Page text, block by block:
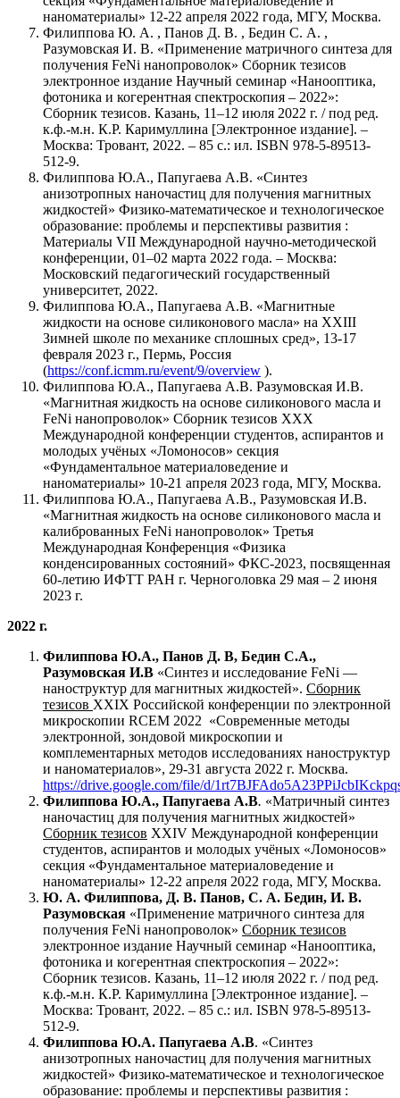
наноматериалы» 12-22 апреля 2022 года, МГУ, Москва.
Филиппова Ю. А. , Панов Д. В. , Бедин С. А. ,
Разумовская И. В. «Применение матричного синтеза для
получения FeNi нанопроволок» Сборник тезисов
электронное издание Научный семинар «Нанооптика,
фотоника и когерентная спектроскопия – 2022»:
Сборник тезисов. Казань, 11–12 июля 2022 г. / под ред.
к.ф.-м.н. К.Р. Каримуллина [Электронное издание]. –
Москва: Тровант, 2022. – 85 с.: ил. ISBN 978-5-89513-
512-9.
Филиппова Ю.А., Папугаева А.В. «Синтез
анизотропных наночастиц для получения магнитных
жидкостей» Физико-математическое и технологическое
образование: проблемы и перспективы развития :
Материалы VII Международной научно-методической
конференции, 01–02 марта 2022 года. – Москва:
Московский педагогический государственный
университет, 2022.
Филиппова Ю.А., Папугаева А.В. «Магнитные
жидкости на основе силиконового масла» на XXIII
Зимней школе по механике сплошных сред», 13-17
февраля 2023 г., Пермь, Россия
(https://conf.icmm.ru/event/9/overview ).
Филиппова Ю.А., Папугаева А.В. Разумовская И.В.
«Магнитная жидкость на основе силиконового масла и
FeNi нанопроволок» Сборник тезисов XXХ
Международной конференции студентов, аспирантов и
молодых учёных «Ломоносов» секция
«Фундаментальное материаловедение и
наноматериалы» 10-21 апреля 2023 года, МГУ, Москва.
Филиппова Ю.А., Папугаева А.В., Разумовская И.В.
«Магнитная жидкость на основе силиконового масла и
калиброванных FeNi нанопроволок» Третья
Международная Конференция «Физика
конденсированных состояний» ФКС-2023, посвященная
60-летию ИФТТ РАН г. Черноголовка 29 мая – 2 июня
2023 г.
2022 г.
Филиппова Ю.А., Панов Д. В, Бедин С.А.,
Разумовская И.В «Синтез и исследование FeNi —
наноструктур для магнитных жидкостей». Сборник
тезисов XXIX Российской конференции по электронной
микроскопии RCEM 2022 «Современные методы
электронной, зондовой микроскопии и
комплементарных методов исследованиях наноструктур
и наноматериалов», 29-31 августа 2022 г. Москва.
https://drive.google.com/file/d/
Филиппова Ю.А., Папугаева А.В. «Матричный синтез
наночастиц для получения магнитных жидкостей»
Сборник тезисов XXIV Международной конференции
студентов, аспирантов и молодых учёных «Ломоносов»
секция «Фундаментальное материаловедение и
наноматериалы» 12-22 апреля 2022 года, МГУ, Москва.
Ю. А. Филиппова, Д. В. Панов, С. А. Бедин, И. В.
Разумовская «Применение матричного синтеза для
получения FeNi нанопроволок» Сборник тезисов
электронное издание Научный семинар «Нанооптика,
фотоника и когерентная спектроскопия – 2022»:
Сборник тезисов. Казань, 11–12 июля 2022 г. / под ред.
к.ф.-м.н. К.Р. Каримуллина [Электронное издание]. –
Москва: Тровант, 2022. – 85 с.: ил. ISBN 978-5-89513-
512-9.
Филиппова Ю.А. Папугаева А.В. «Синтез
анизотропных наночастиц для получения магнитных
жидкостей» Физико-математическое и технологическое
образование: проблемы и перспективы развития :